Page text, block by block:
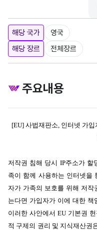
해당 국가
영국
해당 장르
전체장르
주요내용
[EU] 사법재판소, 인터넷 가
저작권 침해 당시 IP주소가
족이 함께 사용하는 인터넷을
자가 가족의 보호를 위해 저작
는다면 가입자가 이에 대한
이러한 사안에서 EU 기본권
적 구제의 권리 및 지식재산권